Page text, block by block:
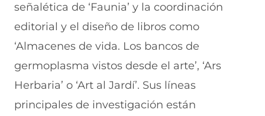
señalética de ‘Faunia’ y la coordinación
editorial y el diseño de libros como
‘Almacenes de vida. Los bancos de
germoplasma vistos desde el arte’, ‘Ars
Herbaria’ o ‘Art al Jardí’. Sus líneas
principales de investigación están